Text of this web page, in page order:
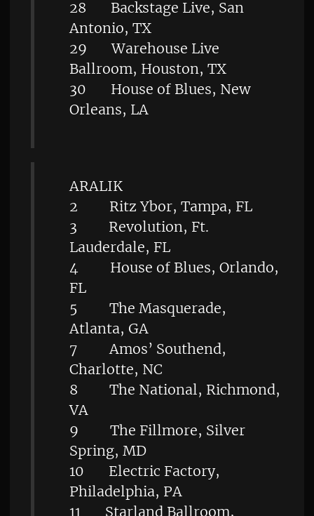
28 Backstage Live, San
Antonio, TX
29 Warehouse Live
Ballroom, Houston, TX
30 House of Blues, New
Orleans, LA
ARALIK
2 Ritz Ybor, Tampa, FL
3 Revolution, Ft.
Lauderdale, FL
4 House of Blues, Orlando,
FL
5 The Masquerade,
Atlanta, GA
7 Amos’ Southend,
Charlotte, NC
8 The National, Richmond,
VA
9 The Fillmore, Silver
Spring, MD
10 Electric Factory,
Philadelphia, PA
11 Starland Ballroom,